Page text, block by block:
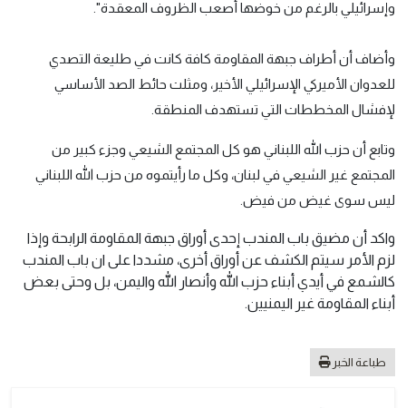
وإسرائيلي بالرغم من خوضها أصعب الظروف المعقدة".
وأضاف أن أطراف جبهة المقاومة كافة كانت في طليعة التصدي
للعدوان الأميركي الإسرائيلي الأخير، ومثلت حائط الصد الأساسي
لإفشال المخططات التي تستهدف المنطقة.
وتابع أن حزب الله اللبناني هو كل المجتمع الشيعي وجزء كبير من
المجتمع غير الشيعي في لبنان، وكل ما رأيتموه من حزب الله اللبناني
ليس سوى غيض من فيض.
واكد أن مضيق باب المندب إحدى أوراق جبهة المقاومة الرابحة وإذا
لزم الأمر سيتم الكشف عن أوراق أخرى، مشددا على ان باب المندب
كالشمع في أيدي أبناء حزب الله وأنصار الله واليمن، بل وحتى بعض
أبناء المقاومة غير اليمنيين.
طباعة الخبر